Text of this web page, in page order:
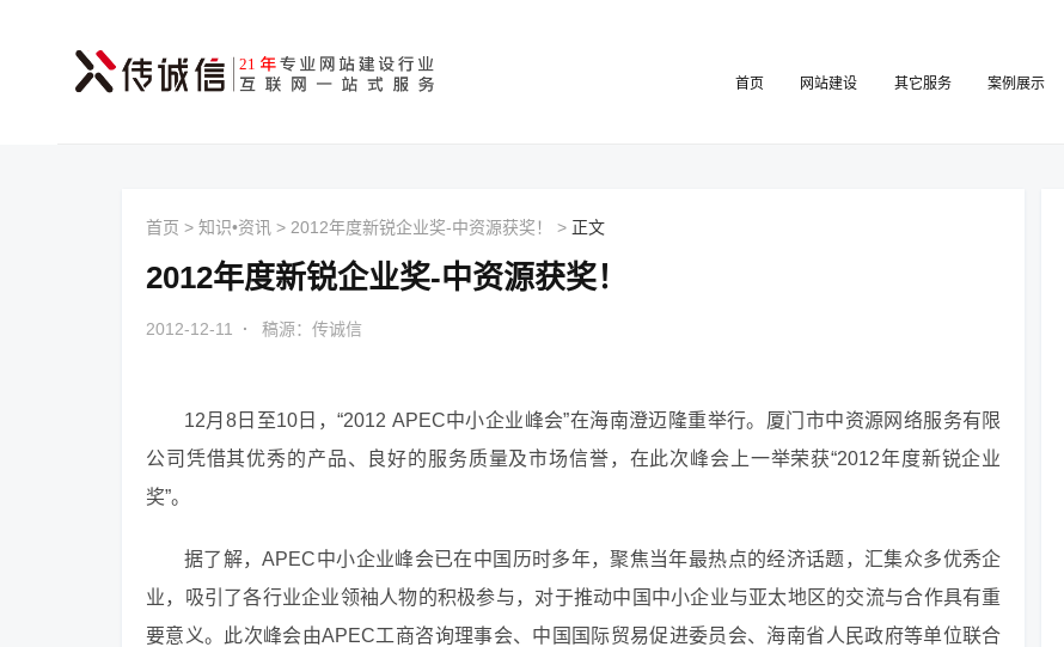
首页 网站建设 其它服务 案例展示
首页 > 知识•资讯 > 2012年度新锐企业奖-中资源获奖！ > 正文
2012年度新锐企业奖-中资源获奖！
2012-12-11 · 稿源：传诚信
12月8日至10日，“2012 APEC中小企业峰会”在海南澄迈隆重举行。厦门市中资源网络服务有限
公司凭借其优秀的产品、良好的服务质量及市场信誉，在此次峰会上一举荣获“2012年度新锐企业
奖”。
据了解，APEC中小企业峰会已在中国历时多年，聚焦当年最热点的经济话题，汇集众多优秀企
业，吸引了各行业企业领袖人物的积极参与，对于推动中国中小企业与亚太地区的交流与合作具有重
要意义。此次峰会由APEC工商咨询理事会、中国国际贸易促进委员会、海南省人民政府等单位联合